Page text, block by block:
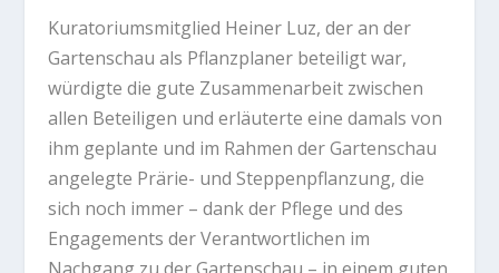
Kuratoriumsmitglied Heiner Luz, der an der
Gartenschau als Pflanzplaner beteiligt war,
würdigte die gute Zusammenarbeit zwischen
allen Beteiligen und erläuterte eine damals von
ihm geplante und im Rahmen der Gartenschau
angelegte Prärie- und Steppenpflanzung, die
sich noch immer – dank der Pflege und des
Engagements der Verantwortlichen im